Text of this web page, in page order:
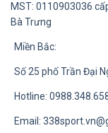
MST: 0110903036
Bà Trưng
Miền Bắc:
Số 25 phố Trần Đại
Hotline:
Email: